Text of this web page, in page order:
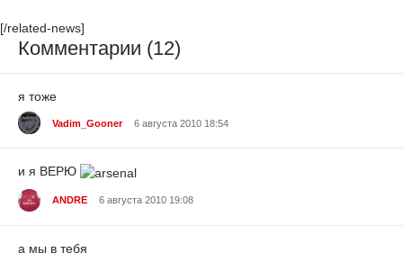
[/related-news]
Комментарии (12)
я тоже
Vadim_Gooner 6 августа 2010 18:54
и я ВЕРЮ
ANDRE 6 августа 2010 19:08
а мы в тебя